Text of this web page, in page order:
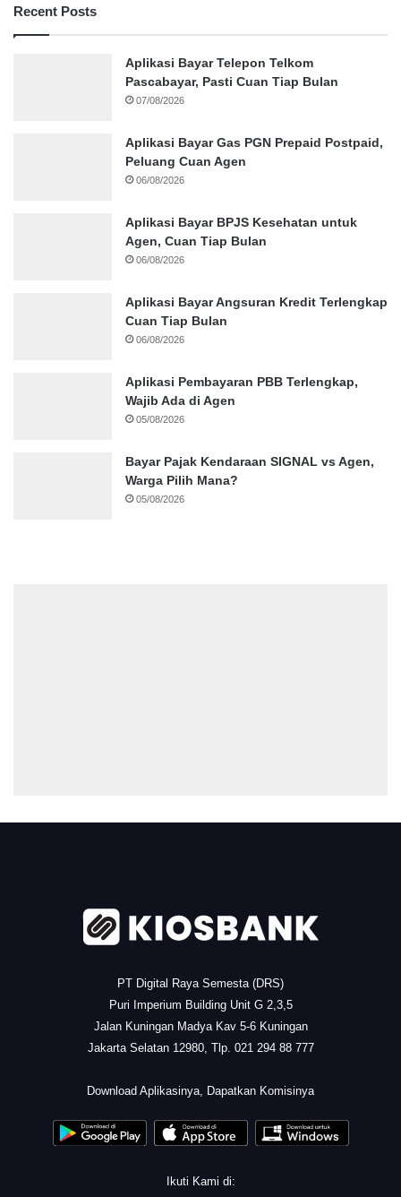
Recent Posts
Aplikasi Bayar Telepon Telkom
Pascabayar, Pasti Cuan Tiap Bulan
07/08/2026
Aplikasi Bayar Gas PGN Prepaid Postpaid,
Peluang Cuan Agen
06/08/2026
Aplikasi Bayar BPJS Kesehatan untuk
Agen, Cuan Tiap Bulan
06/08/2026
Aplikasi Bayar Angsuran Kredit Terlengkap
Cuan Tiap Bulan
06/08/2026
Aplikasi Pembayaran PBB Terlengkap,
Wajib Ada di Agen
05/08/2026
Bayar Pajak Kendaraan SIGNAL vs Agen,
Warga Pilih Mana?
05/08/2026
PT Digital Raya Semesta (DRS)
Puri Imperium Building Unit G 2,3,5
Jalan Kuningan Madya Kav 5-6 Kuningan
Jakarta Selatan 12980, Tlp. 021 294 88 777
Download Aplikasinya, Dapatkan Komisinya
Ikuti Kami di: